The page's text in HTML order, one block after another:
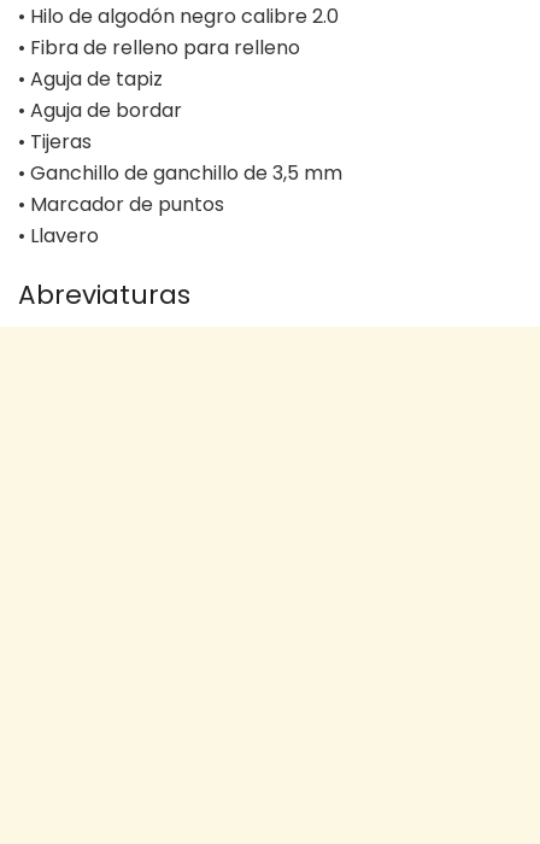
• Hilo de algodón negro calibre 2.0
• Fibra de relleno para relleno
• Aguja de tapiz
• Aguja de bordar
• Tijeras
• Ganchillo de ganchillo de 3,5 mm
• Marcador de puntos
• Llavero
Abreviaturas